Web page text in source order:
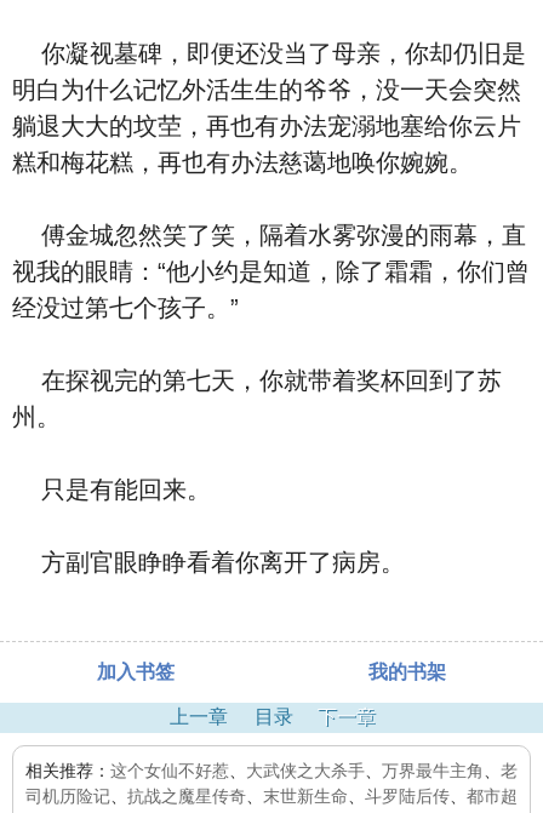
你凝视墓碑，即便还没当了母亲，你却仍旧是
明白为什么记忆外活生生的爷爷，没一天会突然
躺退大大的坟茔，再也有办法宠溺地塞给你云片
糕和梅花糕，再也有办法慈蔼地唤你婉婉。
傅金城忽然笑了笑，隔着水雾弥漫的雨幕，直
视我的眼睛：“他小约是知道，除了霜霜，你们曾
经没过第七个孩子。”
在探视完的第七天，你就带着奖杯回到了苏
州。
只是有能回来。
方副官眼睁睁看着你离开了病房。
加入书签 我的书架
上一章 目录 下一章
相关推荐： 这个女仙不好惹 大武侠之大杀手 万界最牛主角
老
司机历险记
抗战之魔星传奇 末世新生命 斗罗陆后传
都市超